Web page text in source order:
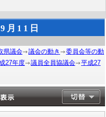
月11日
県議会 議会の動き
委員会等の動
27年度 議員全員協議会
平成27